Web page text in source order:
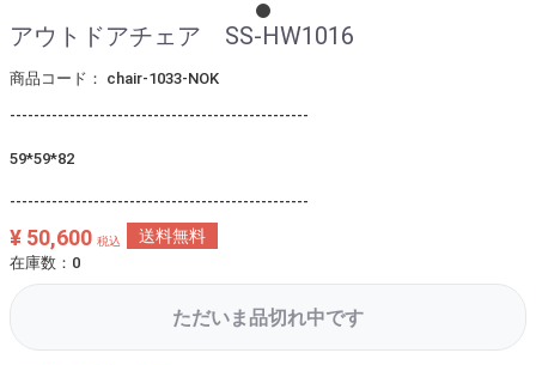
アウトドアチェア SS-HW1016
商品コード： chair-1033-NOK
--------------------------------------------------
59*59*82
--------------------------------------------------
¥ 50,600 税込 送料無料
在庫数：0
ただいま品切れ中です